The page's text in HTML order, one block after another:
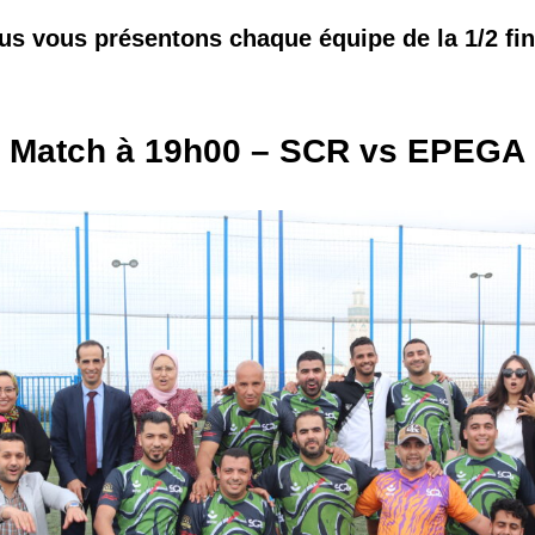
vous présentons chaque équipe de la 1/2
Match à 19h00 – SCR vs EPEGA